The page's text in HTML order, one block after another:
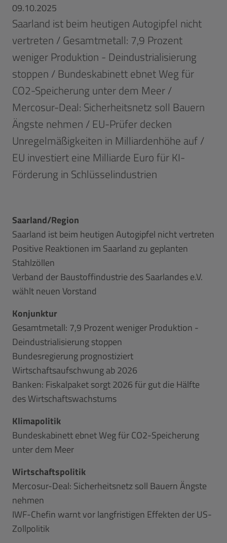
09.10.2025
Saarland ist beim heutigen Autogipfel nicht
vertreten / Gesamtmetall: 7,9 Prozent
weniger Produktion - Deindustrialisierung
stoppen / Bundeskabinett ebnet Weg für
CO2-Speicherung unter dem Meer /
Mercosur-Deal: Sicherheitsnetz soll Bauern
Ängste nehmen / EU-Prüfer decken
Unregelmäßigkeiten in Milliardenhöhe auf /
EU investiert eine Milliarde Euro für KI-
Förderung in Schlüsselindustrien
Saarland/Region
Saarland ist beim heutigen Autogipfel nicht vertreten
Positive Reaktionen im Saarland zu geplanten
Stahlzöllen
Verband der Baustoffindustrie des Saarlandes e.V.
wählt neuen Vorstand
Konjunktur
Gesamtmetall: 7,9 Prozent weniger Produktion -
Deindustrialisierung stoppen
Bundesregierung prognostiziert
Wirtschaftsaufschwung ab 2026
Banken: Fiskalpaket sorgt 2026 für gut die Hälfte
des Wirtschaftswachstums
Klimapolitik
Bundeskabinett ebnet Weg für CO2-Speicherung
unter dem Meer
Wirtschaftspolitik
Mercosur-Deal: Sicherheitsnetz soll Bauern Ängste
nehmen
IWF-Chefin warnt vor langfristigen Effekten der US-
Zollpolitik